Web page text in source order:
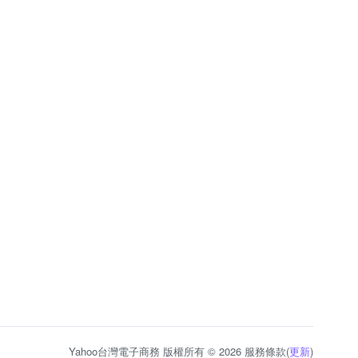
Yahoo台灣電子商務 版權所有 © 2026 服務條款(更新)